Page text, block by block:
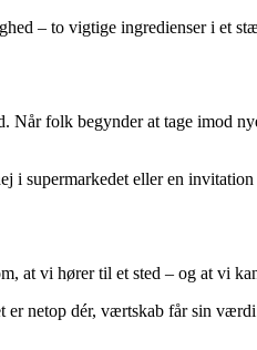
– to vigtige ingredienser i et
folk begynder at tage imod
supermarkedet eller en
at vi hører til et sted – og at vi
netop dér, værtskab får sin